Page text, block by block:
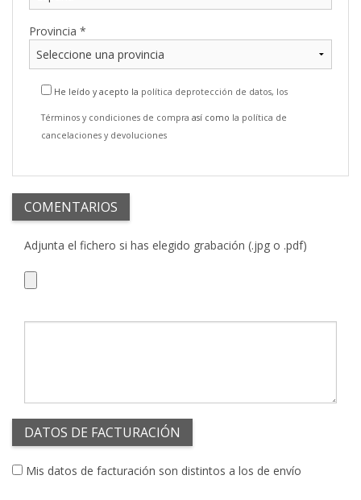
Provincia *
He leído y acepto la política deprotección de datos, los
Términos y condiciones de compra así como la política de
cancelaciones y devoluciones
COMENTARIOS
Adjunta el fichero si has elegido grabación (.jpg o .pdf)
DATOS DE FACTURACIÓN
Mis datos de facturación son distintos a los de envío